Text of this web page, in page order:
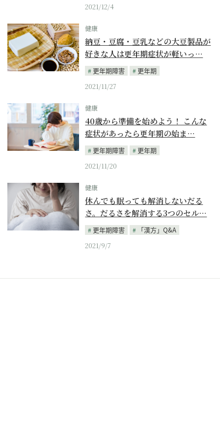
2021/12/4
健康
納豆・豆腐・豆乳などの大豆製品が
好きな人は更年期症状が軽いっ…
更年期障害
更年期
2021/11/27
健康
40歳から準備を始めよう！ こんな
症状があったら更年期の始ま…
更年期障害
更年期
2021/11/20
健康
休んでも眠っても解消しないだる
さ。だるさを解消する3つのセル…
更年期障害
「漢方」Q&A
2021/9/7